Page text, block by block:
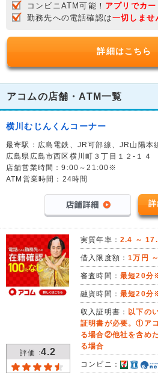
コンビニATM可能！ アプリでカー
勤務先への電話確認は一切しませ
詳細はこちら
アコムの店舗・ATM一覧
横川むじんくんコーナー
最寄駅：広島電鉄、JR可部線、JR山陽本
広島県広島市西区横川町３丁目１２-１４
店舗営業時間：9:00～21:00※
ATM営業時間：24時間
評価 :4.2
実質年率： 2.4 ～
借入限度額：1万円
審査時間： 最短20分
融資時間： 最短20分
収入証明書： 以下の
証明書が必要。①ア
る場合②他社を含め
る場合
コンビニ：